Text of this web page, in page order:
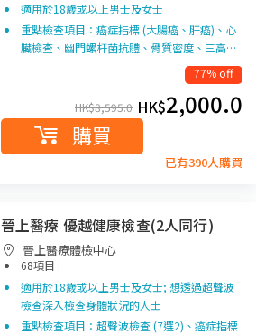
適用於18歲或以上男士及女士
重點檢查項目：癌症指標 (大腸癌、肝癌)、心
臟檢查、幽門螺杆菌抗體、骨質密度、三高…
77% off
HK$8,595.0 HK$2,000.0
購買
已有390人購買
晉上醫療 優越健康檢查(2人同行)
晉上醫療體檢中心
68項目 |
適用於18歲或以上男士及女士; 想透過超聲波
檢查深入檢查身體狀況的人士
重點檢查項目：超聲波檢查 (7選2)、癌症指標